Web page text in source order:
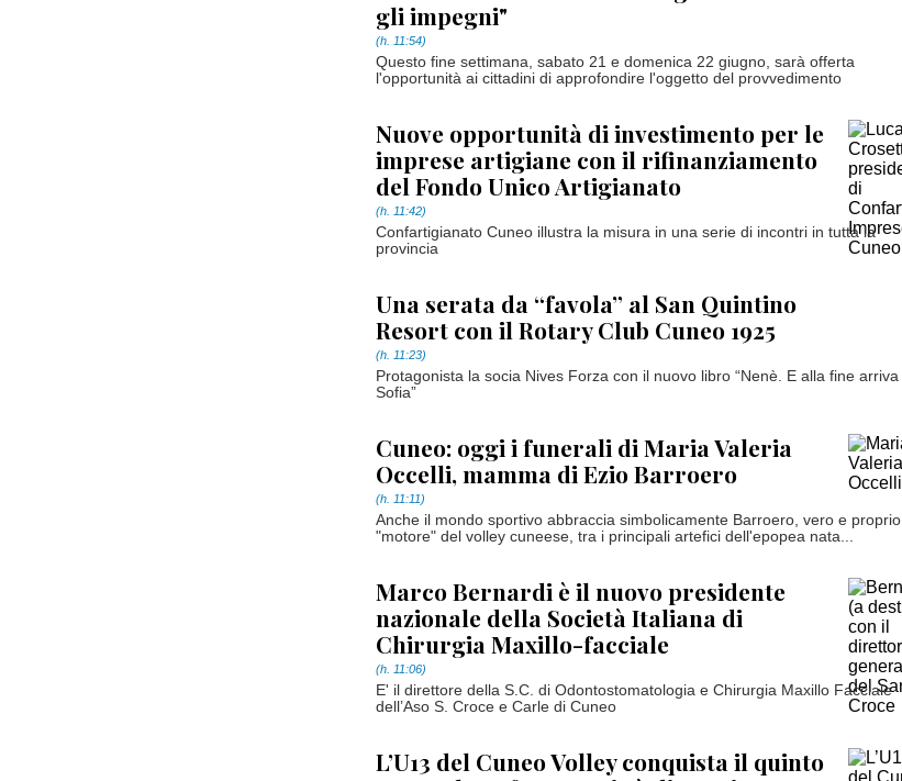
gli impegni"
(h. 11:54)
Questo fine settimana, sabato 21 e domenica 22 giugno, sarà offerta
l'opportunità ai cittadini di approfondire l'oggetto del provvedimento
Nuove opportunità di investimento per le
imprese artigiane con il rifinanziamento
del Fondo Unico Artigianato
(h. 11:42)
Confartigianato Cuneo illustra la misura in una serie di incontri in tutta la
provincia
Una serata da “favola” al San Quintino
Resort con il Rotary Club Cuneo 1925
(h. 11:23)
Protagonista la socia Nives Forza con il nuovo libro “Nenè. E alla fine arriva
Sofia”
Cuneo: oggi i funerali di Maria Valeria
Occelli, mamma di Ezio Barroero
(h. 11:11)
Anche il mondo sportivo abbraccia simbolicamente Barroero, vero e proprio
"motore" del volley cuneese, tra i principali artefici dell'epopea nata...
Marco Bernardi è il nuovo presidente
nazionale della Società Italiana di
Chirurgia Maxillo-facciale
(h. 11:06)
E' il direttore della S.C. di Odontostomatologia e Chirurgia Maxillo Facciale
dell’Aso S. Croce e Carle di Cuneo
L’U13 del Cuneo Volley conquista il quinto